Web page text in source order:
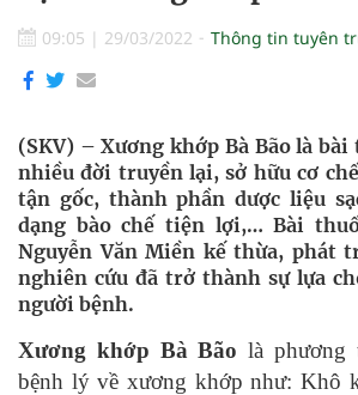
09:05 | 29/03/2022 Thông tin tuyên
(SKV) – Xương khớp Bà Bão là
nhiều đời truyền lại, sở hữu cơ
tận gốc, thành phần dược liệu
dạng bào chế tiện lợi,… Bài
Nguyễn Văn Miền kế thừa, phát
nghiên cứu đã trở thành sự lựa
người bệnh.
Xương khớp Bà Bão là phương
bệnh lý về xương khớp như: Khô